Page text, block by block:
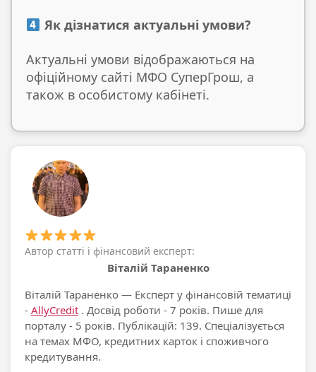
Як дізнатися актуальні умови?
Актуальні умови відображаються на
офіційному сайті МФО СуперГрош, а
також в особистому кабінеті.
Автор статті і фінансовий експерт:
Віталій Тараненко
Віталій Тараненко — Експерт у фінансовій тематиці
- AllyCredit . Досвід роботи - 7 років. Пише для
порталу - 5 років. Публікацій: 139. Спеціалізується
на темах МФО, кредитних карток і споживчого
кредитування.